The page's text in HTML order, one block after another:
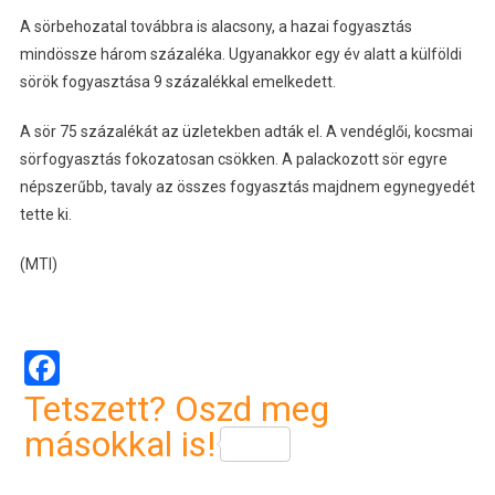
A sörbehozatal továbbra is alacsony, a hazai fogyasztás
mindössze három százaléka. Ugyanakkor egy év alatt a külföldi
sörök fogyasztása 9 százalékkal emelkedett.
A sör 75 százalékát az üzletekben adták el. A vendéglői, kocsmai
sörfogyasztás fokozatosan csökken. A palackozott sör egyre
népszerűbb, tavaly az összes fogyasztás majdnem egynegyedét
tette ki.
(MTI)
Facebook
Tetszett? Oszd meg
másokkal is!